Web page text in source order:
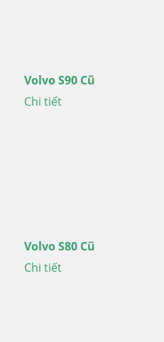
Volvo S90 Cũ
Chi tiết
Volvo S80 Cũ
Chi tiết